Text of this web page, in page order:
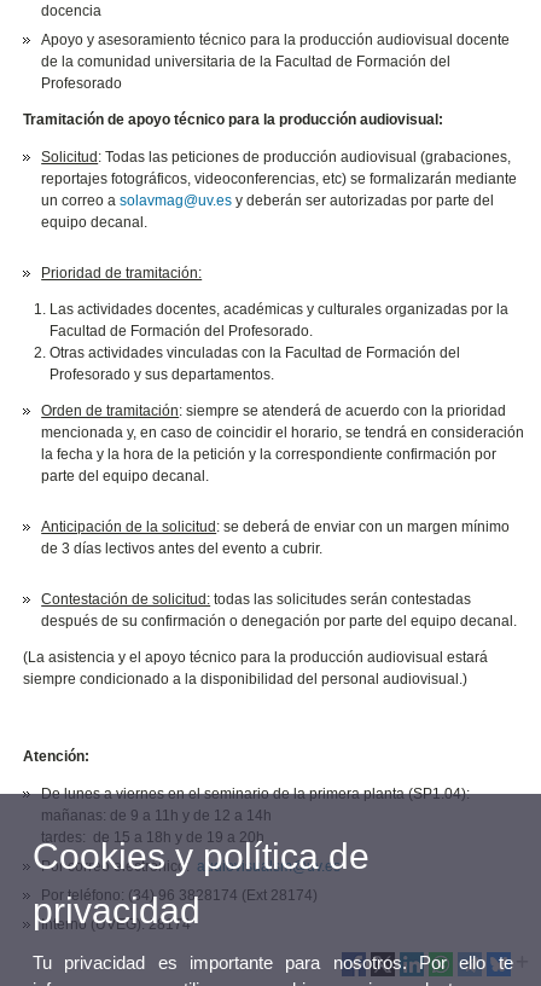
docencia
Apoyo y asesoramiento técnico para la producción audiovisual docente
de la comunidad universitaria de la Facultad de Formación del
Profesorado
Tramitación de apoyo técnico para la producción audiovisual:
Solicitud : Todas las peticiones de producción audiovisual (grabaciones,
reportajes fotográficos, videoconferencias, etc) se formalizarán mediante
un correo asolavmag@uv.es y deberán ser autorizadas por parte del
equipo decanal.
Prioridad de tramitación:
Las actividades docentes, académicas y culturales organizadas por la
Facultad de Formación del Profesorado.
Otras actividades vinculadas con la Facultad de Formación del
Profesorado y sus departamentos.
Orden de tramitación: siempre se atenderá de acuerdo con la prioridad
mencionada y, en caso de coincidir el horario, se tendrá en consideración
la fecha y la hora de la petición y la correspondiente confirmación por
parte del equipo decanal.
Anticipación de la solicitud : se deberá de enviar con un margen mínimo
de 3 días lectivos antes del evento a cubrir.
Contestación de solicitud: todas las solicitudes serán contestadas
después de su confirmación o denegación por parte del equipo decanal.
(La asistencia y el apoyo técnico para la producción audiovisual estará
siempre condicionado a la disponibilidad del personal audiovisual.)
Atención:
De lunes a viernes en el seminario de la primera planta (SP1.04):
mañanas: de 9 a 11h y de 12 a 14h
tardes: de 15 a 18h y de 19 a 20h
Por correo electrónico: audiovisualsm@uv.es
Por teléfono: (34) 96 3828174 (Ext 28174)
Interno (UVEG): 28174
Cookies y política de
privacidad
Tu privacidad es importante para nosotros. Por ello te